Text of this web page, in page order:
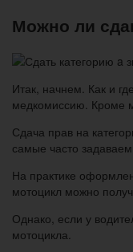
Можно ли
Итак, начнем. Как и
медкомиссию. Кроме
Сдача прав на
самые часто
На практике
мотоцикл можно
Однако, если у
мотоцикла.